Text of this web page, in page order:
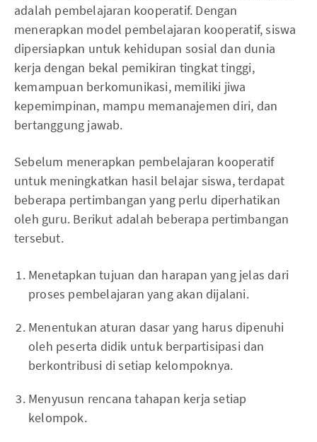
adalah pembelajaran kooperatif. Dengan
menerapkan model pembelajaran kooperatif, siswa
dipersiapkan untuk kehidupan sosial dan dunia
kerja dengan bekal pemikiran tingkat tinggi,
kemampuan berkomunikasi, memiliki jiwa
kepemimpinan, mampu memanajemen diri, dan
bertanggung jawab.
Sebelum menerapkan pembelajaran kooperatif
untuk meningkatkan hasil belajar siswa, terdapat
beberapa pertimbangan yang perlu diperhatikan
oleh guru. Berikut adalah beberapa pertimbangan
tersebut.
Menetapkan tujuan dan harapan yang jelas dari
proses pembelajaran yang akan dijalani.
Menentukan aturan dasar yang harus dipenuhi
oleh peserta didik untuk berpartisipasi dan
berkontribusi di setiap kelompoknya.
Menyusun rencana tahapan kerja setiap
kelompok.